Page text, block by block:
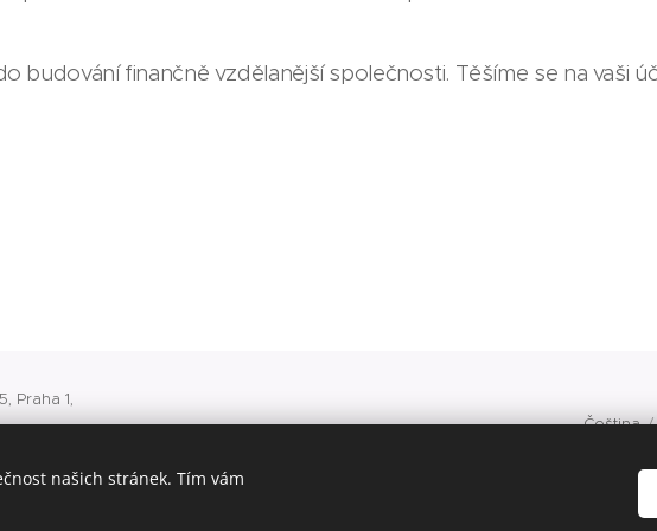
budování finančně vzdělanější společnosti. Těšíme se na vaši
Praha 1,
Čeština
našich stránek. Tím vám